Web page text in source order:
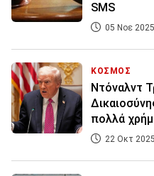
SMS
05 Νοε
ΚΟΣΜΟΣ
Ντόναλντ
πολλά
22 Οκτ